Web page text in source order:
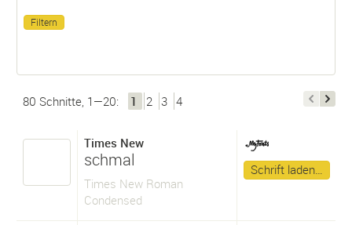
80 Schnitte, 1—20: 1 2 3 4
Times New
schmal
Times New Roman
Condensed
Schrift laden…